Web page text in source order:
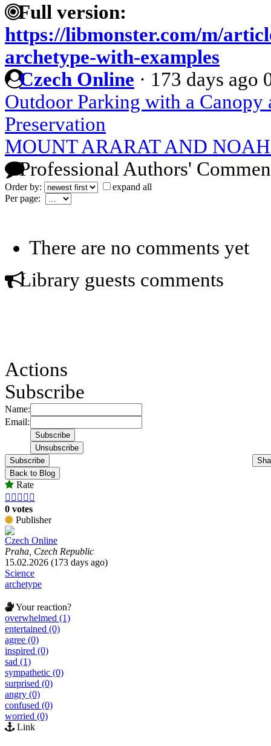
Full version:
https://libmonster.com/m/
archetype-with-examples
Czech Online · 173 days ago
Outdoor Parking with a Canopy
Preservation
MOUNT ARARAT AND
Professional Authors'
Order by:
expand all
Per page:
There are no comments yet
Library guests comments
Actions
Subscribe
Name:
Email:
Subscribe
Back to Blog
Rate
    
0 votes
Publisher
Czech Online
Praha, Czech Republic
15.02.2026 (173 days ago)
Science
archetype
Your reaction?
overwhelmed (1)
entertained (0)
agree (0)
inspired (0)
sad (1)
sympathetic (0)
surprised (0)
angry (0)
confused (0)
worried (0)
Link